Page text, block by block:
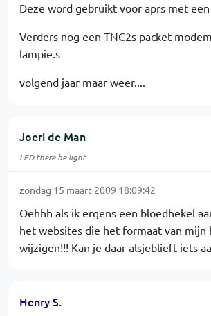
Deze word gebruikt voor aprs met
Verders nog een TNC2s packet
lampie.s
volgend jaar maar weer....
Joeri de Man
LED there be light
zondag 15 maart 2009 18:09:42
Oehhh als ik ergens een bloedhekel
het websites die het formaat van mijn
wijzigen!!! Kan je daar alsjeblieft iets
Henry S.